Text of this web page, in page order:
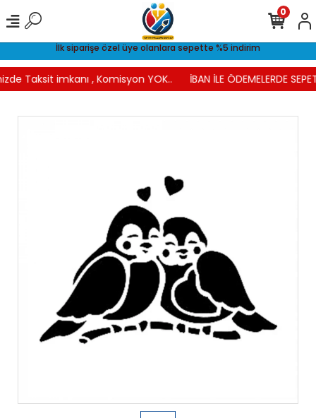
İlk siparişe özel üye olanlara sepette %5 indirim
Taksit imkanı , Komisyon YOK.. İBAN İLE ÖDEMELERDE
0